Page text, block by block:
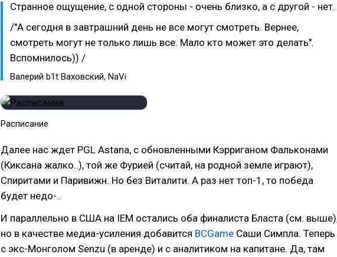
Странное ощущение, с одной стороны - очень близко, а с другой - нет.
/"А сегодня в завтрашний день не все могут смотреть. Вернее,
смотреть могут не только лишь все. Мало кто может это делать".
Вспомнилось)) /
Валерий b1t Ваховский, NaVi
Расписание
Далее нас ждет PGL Astana, с обновленными Кэрриганом Фальконами
(Киксана жалко..), той же Фурией (считай, на родной земле играют),
Спиритами и Паривижн. Но без Виталити. А раз нет топ-1, то победа
будет недо-..
И параллельно в США на IEM остались оба финалиста Бласта (см.
но в качестве медиа-усиления добавится BCGame Саши Симпла. Теперь
с экс-Монголом Senzu (в аренде) и с аналитиком на капитане. Да, там